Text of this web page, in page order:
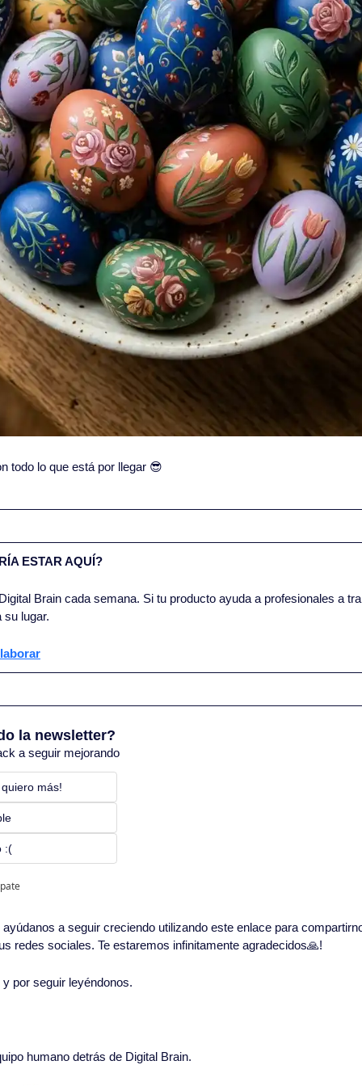
todo lo que está por llegar 😎
ESTAR AQUÍ?
Brain cada semana. Si tu producto ayuda a profesionales a
su lugar.
la newsletter?
a seguir mejorando
más!
:(
a seguir creciendo utilizando este enlace para
redes sociales. Te estaremos infinitamente agradecidos🙏!
por seguir leyéndonos.
humano detrás de Digital Brain.